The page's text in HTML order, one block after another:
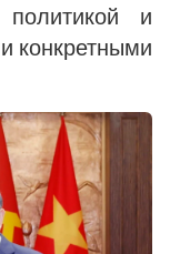
и
конкретными